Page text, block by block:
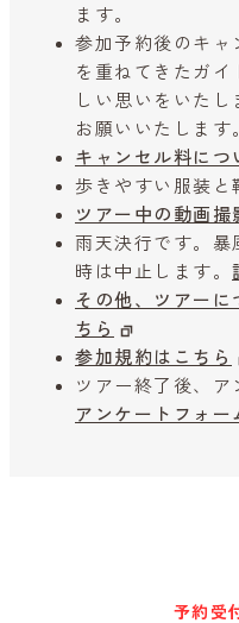
ます。
参加予約後のキャ
を重ねてきたガ
しい思いをいた
お願いいたします
キャンセル料につ
歩きやすい服装と
ツアー中の動画撮
雨天決行です。暴
時は中止します。
その他、ツアーに
ちら
参加規約はこちら
ツアー終了後、ア
アンケートフォー
予約受